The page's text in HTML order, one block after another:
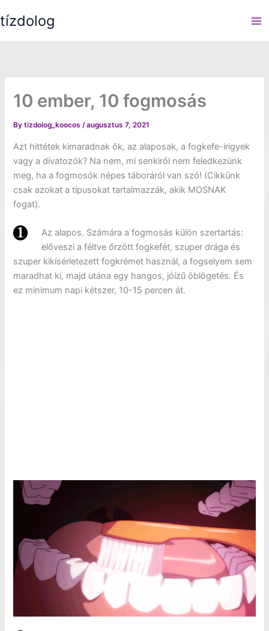
to
tízdolog
10 ember, 10 fogmosás
Bytizdolog_koocos/augusztus 7, 2021
Azt hittétek kimaradnak ők, az alaposak, a fogkefe-irigyek
vagy a divatozók? Na nem, mi senkiről nem feledkezünk
meg, ha a fogmosók népes táboráról van szó! (Cikkünk
csak azokat a típusokat tartalmazzák, akik MOSNAK
fogat).
Az alapos. Számára a fogmosás külön szertartás:
előveszi a féltve őrzött fogkefét, szuper drága és
szuper kikísérletezett fogkrémet használ, a fogselyem sem
maradhat ki, majd utána egy hangos, jóízű öblögetés. És
ez minimum napi kétszer, 10-15 percen át.